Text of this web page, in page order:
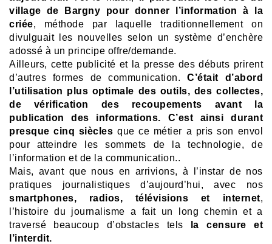
village de Bargny pour donner l’information à la
criée, méthode par laquelle traditionnellement on
divulguait les nouvelles selon un système d’enchère
adossé à un principe offre/demande.
Ailleurs, cette publicité et la presse des débuts prirent
d’autres formes de communication.C’était d’abord
l’utilisation plus optimale des outils, des collectes,
de vérification des recoupements avant la
publication des informations. C’est ainsi durant
presque cinq siècles que ce métier a pris son envol
pour atteindre les sommets de la technologie, de
l’information et de la communication..
Mais, avant que nous en arrivions, à l’instar de nos
pratiques journalistiques d’aujourd’hui, avec nos
smartphones, radios, télévisions et internet,
l’histoire du journalisme a fait un long chemin et a
traversé beaucoup d’obstacles tels
la censure et
l’interdit.